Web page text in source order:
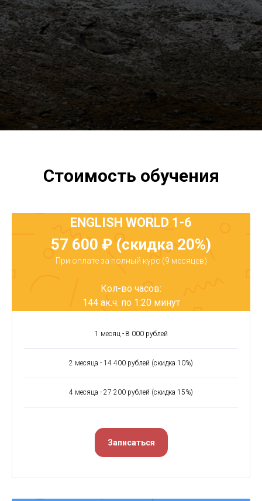
Стоимость обучения
ENGLISH WORLD 1-6
57 600 ₽ (скидка 20%)
При оплате за полный курс (9 месяцев)
Кол-во часов:
144 ак.ч. по 1:20 минут
1 месяц - 8 000 рублей
2 месяца - 14 400 рублей (скидка 10%)
4 месяца - 27 200 рублей (скидка 15%)
Записаться